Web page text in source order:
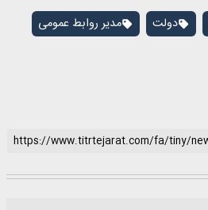
دولت
مدیر روابط عمومی